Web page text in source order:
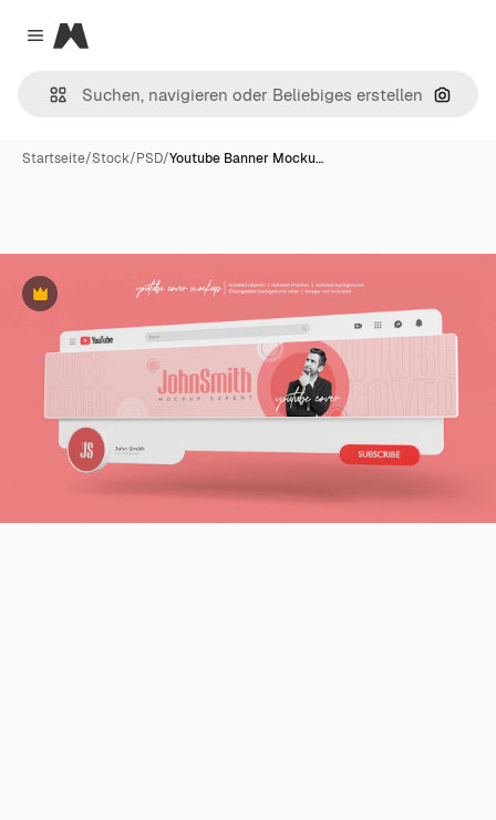
Close menu
Magnific
Nach
Startseite/Stock/PSD/Youtube Banner Mocku…
Premium